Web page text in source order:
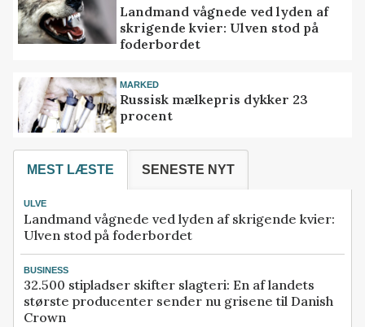
Landmand vågnede ved lyden af
skrigende kvier: Ulven stod på
foderbordet
MARKED
Russisk mælkepris dykker 23
procent
MEST LÆSTE SENESTE NYT
ULVE
Landmand vågnede ved lyden af skrigende kvier:
Ulven stod på foderbordet
BUSINESS
32.500 stipladser skifter slagteri: En af landets
største producenter sender nu grisene til Danish
Crown